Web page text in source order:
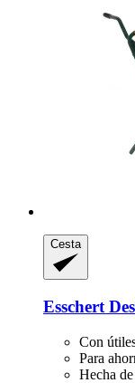
Cesta
Esschert
Con
Para
Hecha